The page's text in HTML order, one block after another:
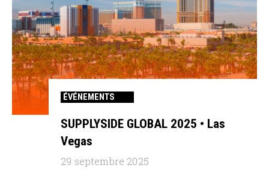
ÉVÉNEMENTS
SUPPLYSIDE GLOBAL 2025 • Las
Vegas
29 septembre 2025